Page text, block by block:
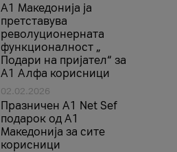
А1 Македонија ја
претставува
револуционерната
функционалност „
Подари на пријател“ за
А1 Алфа корисници
02.02.2026
Празничен A1 Net Sеf
подарок од А1
Македонија за сите
корисници